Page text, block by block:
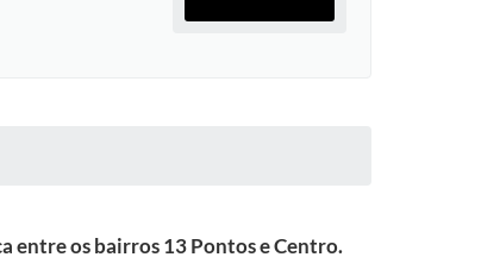
entre os bairros 13 Pontos e Centro.